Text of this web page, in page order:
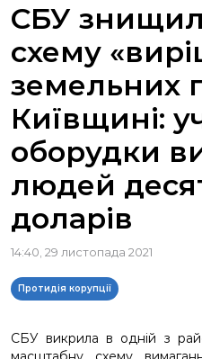
ВІДЕОГАЛЕРЕЯ
КОНТАКТИ ПРЕСЦЕНТРУ
СБУ
схему
земельних
Київщині:
оборудки
людей
доларів
14:40, 29 листопада 2021
Протидія корупції
СБУ викрила в одній з